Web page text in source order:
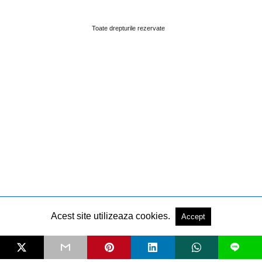
Toate drepturile rezervate
Acest site utilizeaza cookies. Accept